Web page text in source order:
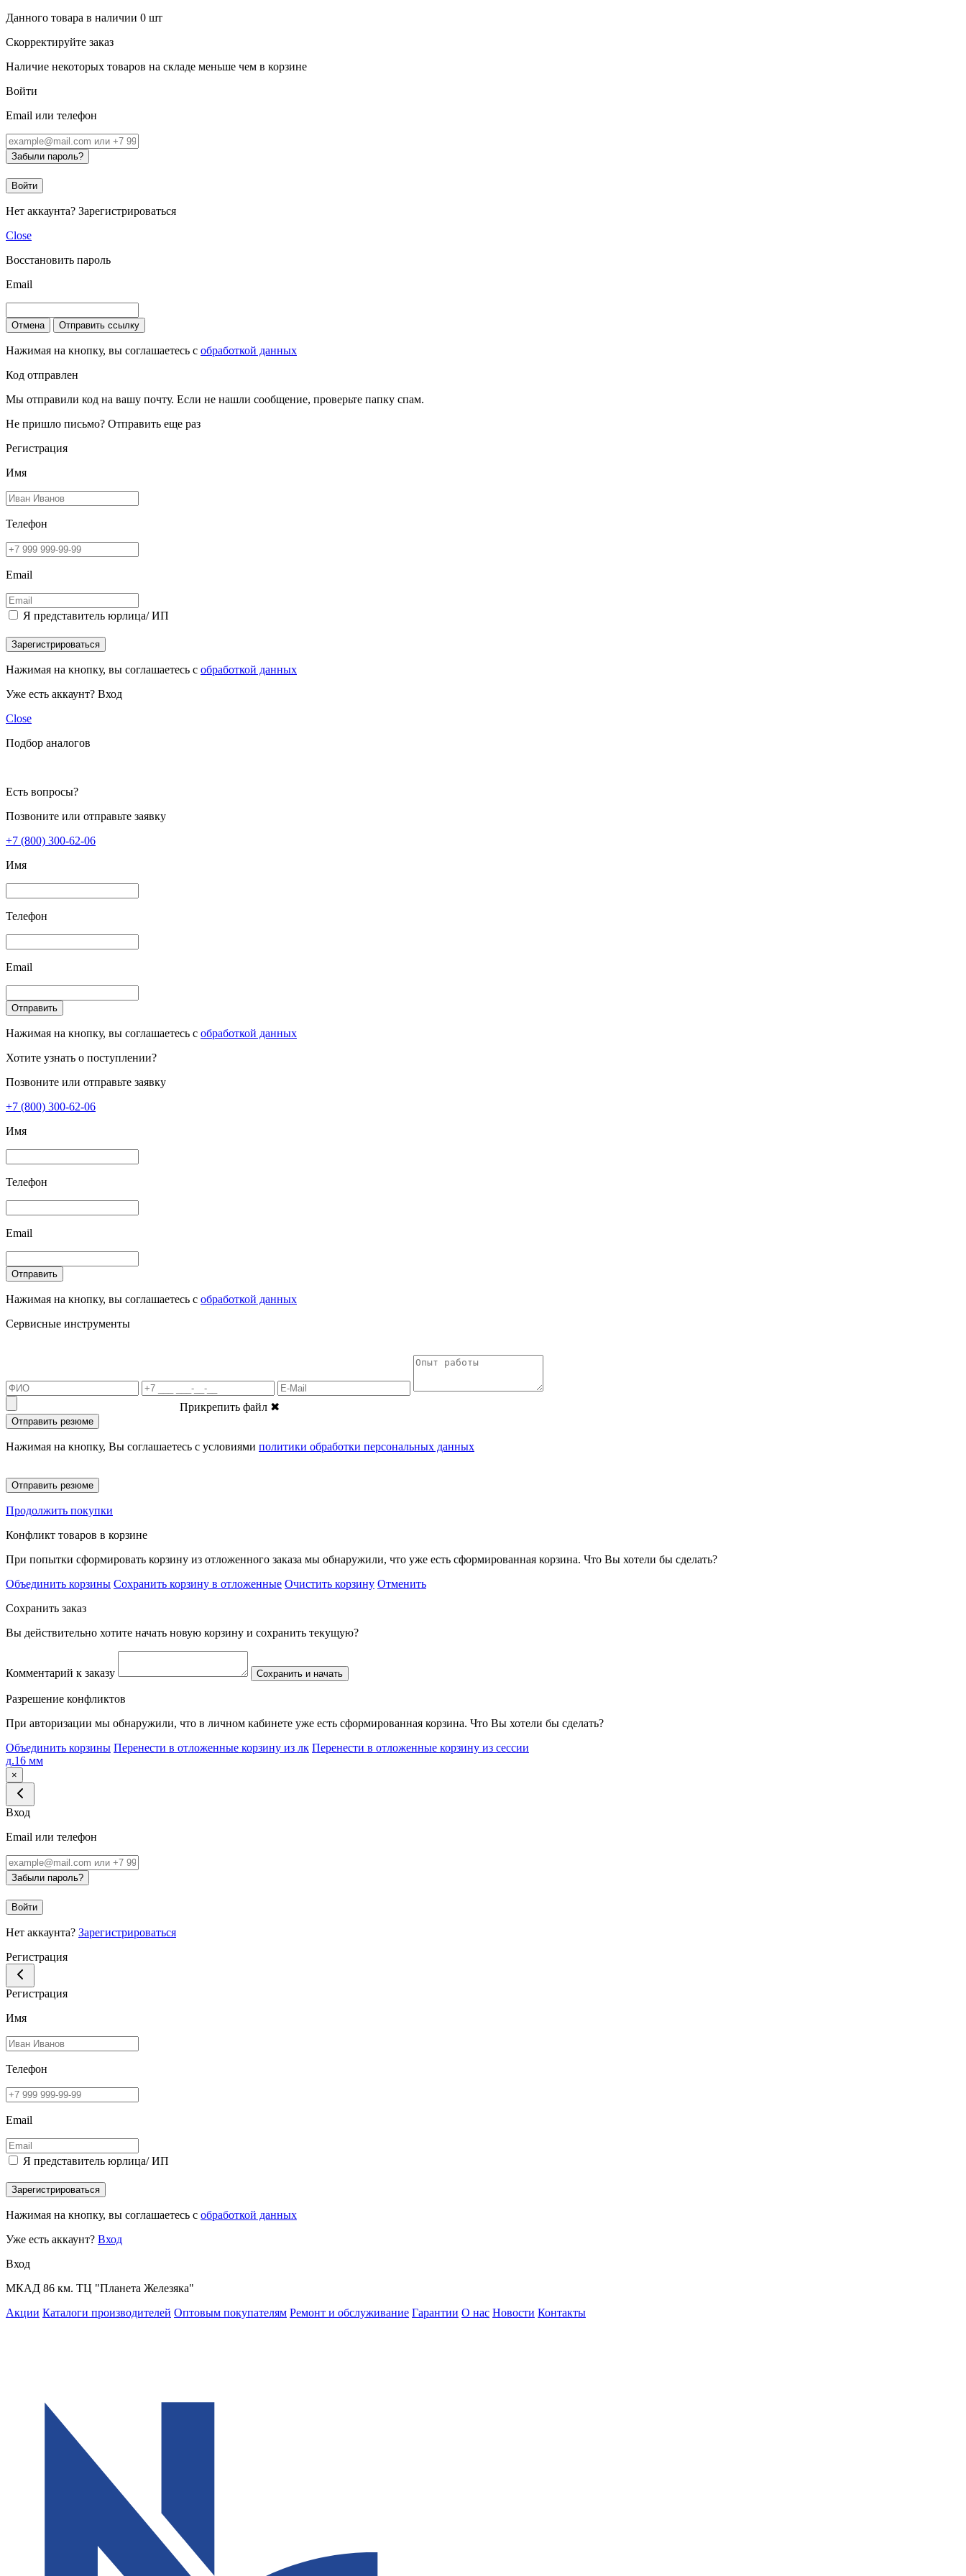
Данного товара в наличии 0 шт
Скорректируйте заказ
Наличие некоторых товаров на складе меньше чем в корзине
Войти
Email или телефон
Забыли пароль?
Войти
Нет аккаунта? Зарегистрироваться
Close
Восстановить пароль
Email
Отмена Отправить ссылку
Нажимая на кнопку, вы соглашаетесь с обработкой данных
Код отправлен
Мы отправили код на вашу почту. Если не нашли сообщение, проверьте папку спам.
Не пришло письмо? Отправить еще раз
Регистрация
Имя
Телефон
Email
Я представитель юрлица/ ИП
Зарегистрироваться
Нажимая на кнопку, вы соглашаетесь с обработкой данных
Уже есть аккаунт? Вход
Close
Подбор аналогов
Есть вопросы?
Позвоните или отправьте заявку
+7 (800) 300-62-06
Имя
Телефон
Email
Отправить
Нажимая на кнопку, вы соглашаетесь с обработкой данных
Хотите узнать о поступлении?
Позвоните или отправьте заявку
+7 (800) 300-62-06
Имя
Телефон
Email
Отправить
Нажимая на кнопку, вы соглашаетесь с обработкой данных
Сервисные инструменты
Прикрепить файл ✖
Отправить резюме
Нажимая на кнопку, Вы соглашаетесь с условиями политики обработки персональных данных
Отправить резюме
Продолжить покупки
Конфликт товаров в корзине
При попытки сформировать корзину из отложенного заказа мы обнаружили, что уже есть сформированная корзина. Что Вы хотели бы сделать?
Объединить корзины Сохранить корзину в отложенные Очистить корзину Отменить
Сохранить заказ
Вы действительно хотите начать новую корзину и сохранить текущую?
Комментарий к заказу Сохранить и начать
Разрешение конфликтов
При авторизации мы обнаружили, что в личном кабинете уже есть сформированная корзина. Что Вы хотели бы сделать?
Объединить корзины Перенести в отложенные корзину из лк Перенести в отложенные корзину из сессии
д.16 мм
×
Вход
Email или телефон
Забыли пароль?
Войти
Нет аккаунта? Зарегистрироваться
Регистрация
Регистрация
Имя
Телефон
Email
Я представитель юрлица/ ИП
Зарегистрироваться
Нажимая на кнопку, вы соглашаетесь с обработкой данных
Уже есть аккаунт? Вход
Вход
МКАД 86 км. ТЦ "Планета Железяка"
Акции Каталоги производителей Оптовым покупателям Ремонт и обслуживание Гарантии О нас Новости Контакты